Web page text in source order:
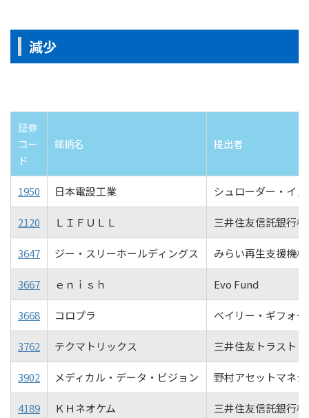
減少
証券
コー
ド
銘柄名 提出者
1950 日本電設工業 シュローダー・イ
2120 ＬＩＦＵＬＬ 三井住友信託銀行
3647 ジー・スリーホールディングス みらい再生支援機
3667 ｅｎｉｓｈ Evo Fund
3668 コロプラ ベイリー・ギフォ
3762 テクマトリックス 三井住友トラスト
3902 メディカル・データ・ビジョン 野村アセットマネ
4189 ＫＨネオケム 三井住友信託銀行